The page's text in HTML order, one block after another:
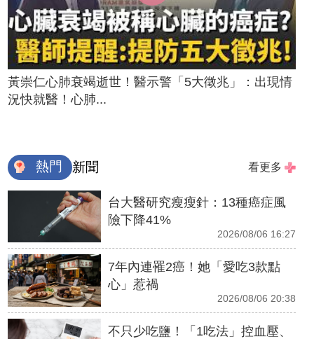
黃崇仁心肺衰竭逝世！醫示警「5大徵兆」：出現情
況快就醫！心肺...
熱門 新聞 看更多
台大醫研究瘦瘦針：13種癌症風
險下降41%
2026/08/06 16:27
7年內連罹2癌！她「愛吃3款點
心」惹禍
2026/08/06 20:38
不只少吃鹽！「1吃法」控血壓、